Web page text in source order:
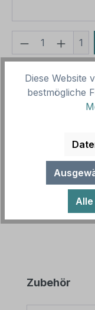
Produkt 1
Vorlagenummer:
für die
Produktgalerie
Zubehör
Diese Website
bestmögliche